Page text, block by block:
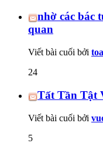
nhờ các bác
quan
Viết bài cuối bởi
24
Tất Tần Tật
Viết bài cuối bởi
5